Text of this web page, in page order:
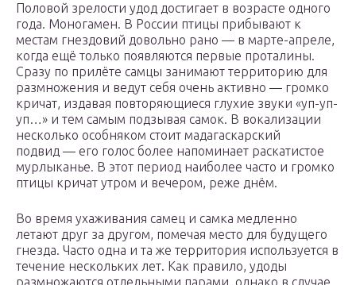
Половой зрелости удод достигает в возрасте одного
года. Моногамен. В России птицы прибывают к
местам гнездовий довольно рано — в марте-апреле,
когда ещё только появляются первые проталины.
Сразу по прилёте самцы занимают территорию для
размножения и ведут себя очень активно — громко
кричат, издавая повторяющиеся глухие звуки «уп-уп-
уп…» и тем самым подзывая самок. В вокализации
несколько особняком стоит мадагаскарский
подвид — его голос более напоминает раскатистое
мурлыканье. В этот период наиболее часто и громко
птицы кричат утром и вечером, реже днём.
Во время ухаживания самец и самка медленно
летают друг за другом, помечая место для будущего
гнезда. Часто одна и та же территория используется в
течение нескольких лет. Как правило, удоды
размножаются отдельными парами, однако в случае